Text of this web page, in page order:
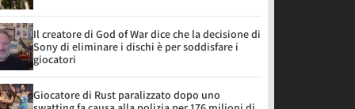
Il creatore di God of War dice che la decisione di
Sony di eliminare i dischi è per soddisfare i
giocatori
Giocatore di Rust paralizzato dopo uno